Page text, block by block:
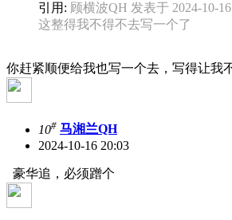
引用: 顾横波QH 发表于 2024-10-
这整得我不得不去写一个了
你赶紧顺便给我也写一个去，写得让我
10# 马湘兰QH
2024-10-16 20:03
豪华追，必须蹭个